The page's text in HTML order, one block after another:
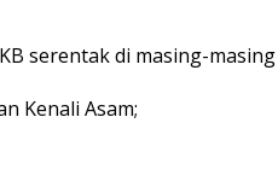
serentak di masing-
Kenali Asam;